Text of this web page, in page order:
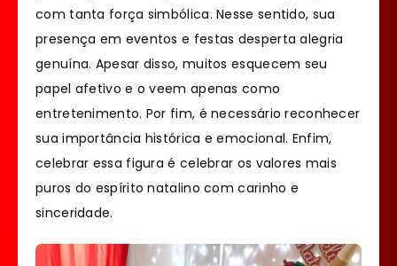
com tanta força simbólica. Nesse sentido, sua
presença em eventos e festas desperta alegria
genuína. Apesar disso, muitos esquecem seu
papel afetivo e o veem apenas como
entretenimento. Por fim, é necessário reconhecer
sua importância histórica e emocional. Enfim,
celebrar essa figura é celebrar os valores mais
puros do espírito natalino com carinho e
sinceridade.